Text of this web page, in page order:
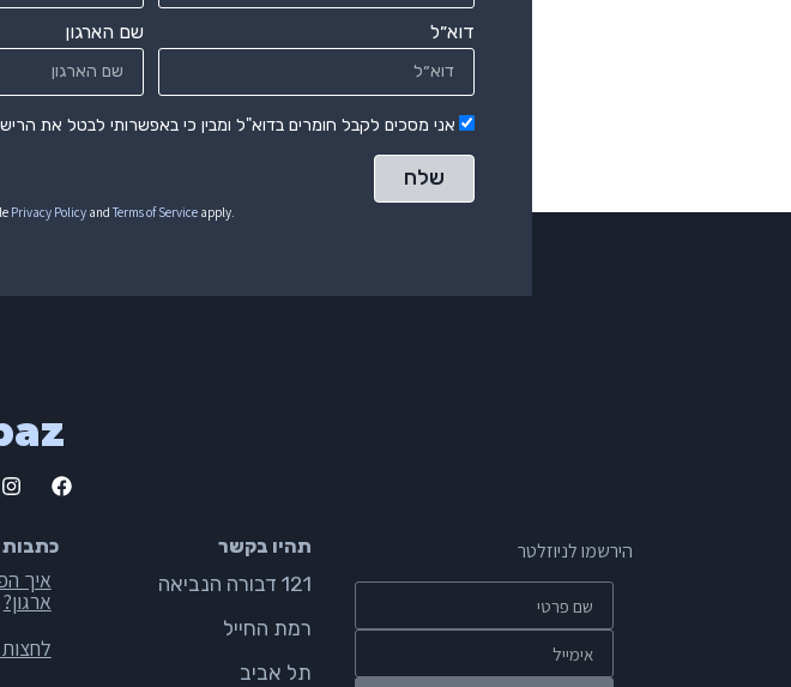
דוא״ל שם הארגון
אני מסכים לקבל חומרים בדוא"ל ומבין כי באפשרותי לבטל את
שלח
Privacy PolicyandTerms of Serviceapply.
כתבות
איך
ארגון?
תהיו בקשר
121 דבורה הנביאה
רמת החייל
תל אביב
הירשמו לניוזלטר